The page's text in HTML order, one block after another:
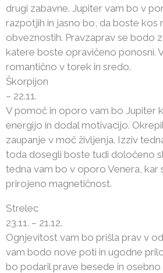
drugi zabavne. Jupiter vam bo v
razpotjih in jasno bo, da boste kos
obveznostih. Pravzaprav se bodo
katere boste opravičeno ponosni.
romantično v torek in sredo.
Škorpijon
– 22.11.
V pomoč in oporo vam bo Jupiter
energijo in dodal motivacijo.
zaupanje v moč življenja. Izziv
toda dosegli boste tudi določeno
tedna vam bo v oporo Venera, kar
prirojeno magnetičnost.
Strelec
23.11. – 21.12.
Ognjevitost vam bo prišla prav v
vam bodo nove poti in ugodne
bo podaril prave besede in